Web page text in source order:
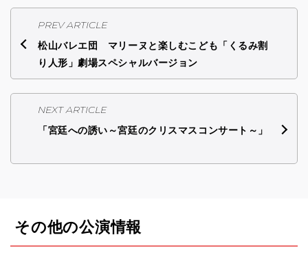
PREV ARTICLE
松山バレエ団 マリーヌと楽しむこども「くるみ割
り人形」劇場スペシャルバージョン
NEXT ARTICLE
「宮廷への誘い～宮廷のクリスマスコンサート～」
その他の公演情報